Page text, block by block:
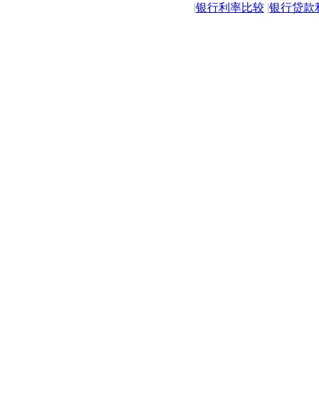
|银行利率比较 |银行贷款